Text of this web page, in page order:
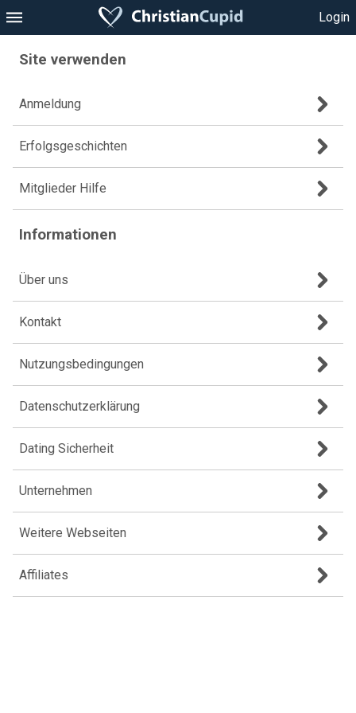
Login
Site verwenden
Anmeldung
Erfolgsgeschichten
Mitglieder Hilfe
Informationen
Über uns
Kontakt
Nutzungsbedingungen
Datenschutzerklärung
Dating Sicherheit
Unternehmen
Weitere Webseiten
Affiliates